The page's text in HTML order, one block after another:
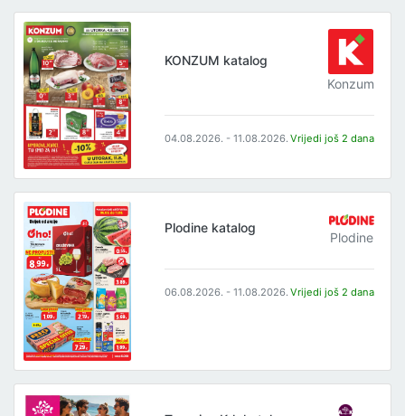
KONZUM katalog
Konzum
04.08.2026. - 11.08.2026. Vrijedi još 2 dana
Plodine katalog
Plodine
06.08.2026. - 11.08.2026. Vrijedi još 2 dana